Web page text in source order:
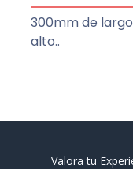
300mm de
alto..
Valora tu